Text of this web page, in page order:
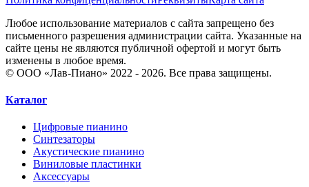
Любое использование материалов с сайта запрещено без
письменного разрешения администрации сайта. Указанные на
сайте цены не являются публичной офертой и могут быть
изменены в любое время.
© ООО «Лав-Пиано» 2022 - 2026. Все права защищены.
Каталог
Цифровые пианино
Синтезаторы
Акустические пианино
Виниловые пластинки
Аксессуары